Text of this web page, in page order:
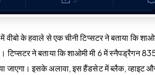
वीबो के हवाले से एक चीनी टिप्सटर ने बताया कि
टिप्सटर ने बताया कि शाओमी मी 6 में स्नैपड्रैगन
जाएगा। इसके अलावा, इस हैंडसेट में ब्लैक, व्हाइट